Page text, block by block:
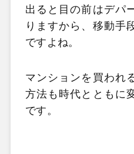
出ると目の前はデパ
りますから、移動手
ですよね。
マンションを買われ
方法も時代とともに
です。